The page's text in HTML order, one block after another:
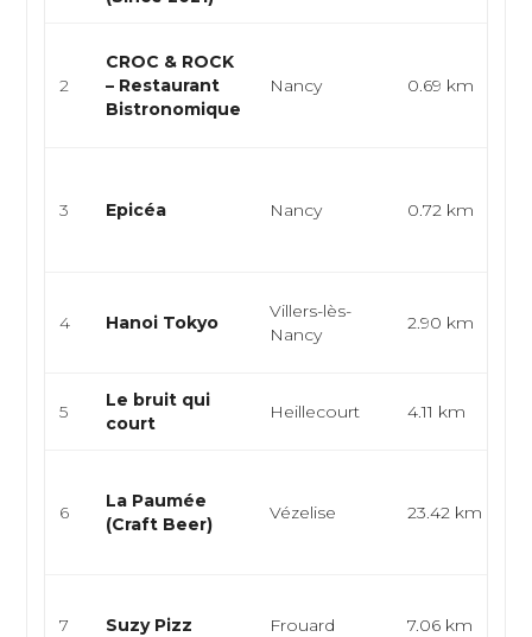
2
CROC & ROCK
– Restaurant
Bistronomique
Nancy 0.69 km
3 Epicéa Nancy 0.72 km
4 Hanoi Tokyo
Villers-lès-
Nancy
2.90 km
5
Le bruit qui
court
Heillecourt 4.11 km
6
La Paumée
(Craft Beer)
Vézelise 23.42 km
7 Suzy Pizz Frouard 7.06 km